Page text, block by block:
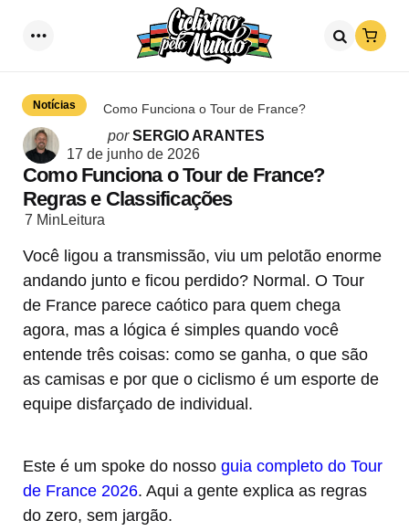
Loja
Notícias Como Funciona o Tour de France?
Postado
por
porSERGIO ARANTES
17 de junho de 2026
Como Funciona o Tour de France?
Regras e Classificações
7 Min Leitura
Você ligou a transmissão, viu um pelotão enorme
andando junto e ficou perdido? Normal. O Tour
de France parece caótico para quem chega
agora, mas a lógica é simples quando você
entende três coisas: como se ganha, o que são
as camisas e por que o ciclismo é um esporte de
equipe disfarçado de individual.
Este é um spoke do nosso guia completo do Tour
de France 2026. Aqui a gente explica as regras
do zero, sem jargão.